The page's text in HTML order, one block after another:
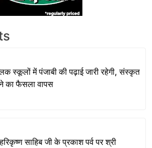
स्कूलों में पंजाबी की पढ़ाई जारी रहेगी, संस्कृत
का फैसला वापस
साहिब जी के प्रकाश पर्व पर श्री